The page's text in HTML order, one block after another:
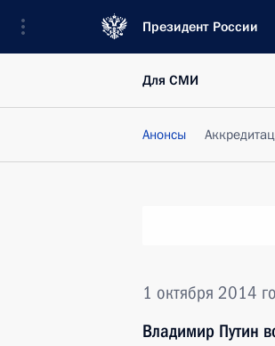
Президент России
Для СМИ
Анонсы
1 октября 2014
Владимир Путин